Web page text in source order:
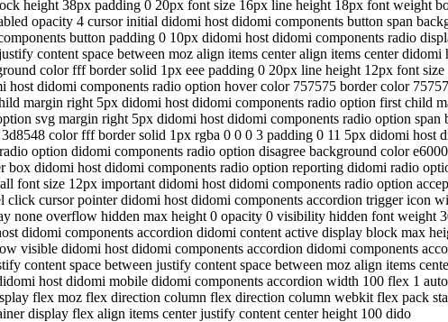
height 38px padding 0 20px font size 16px line height 18px font weight
opacity 4 cursor initial didomi host didomi components button span
button padding 0 10px didomi host didomi components radio
content space between moz align items center align items center
color fff border solid 1px eee padding 0 20px line height 12px font
host didomi components radio option hover color 757575 border color
margin right 5px didomi host didomi components radio option first child
svg margin right 5px didomi host didomi components radio option
color fff border solid 1px rgba 0 0 0 3 padding 0 11 5px didomi host
option didomi components radio option disagree background color
didomi host didomi components radio option reporting didomi radio
font size 12px important didomi host didomi components radio option
cursor pointer didomi host didomi components accordion trigger icon
none overflow hidden max height 0 opacity 0 visibility hidden font weight
didomi components accordion didomi content active display block max
visible didomi host didomi components accordion didomi components
space between justify content space between moz align items
host didomi mobile didomi components accordion width 100 flex 1
flex moz flex direction column flex direction column webkit flex pack
display flex align items center justify content center height 100 dido